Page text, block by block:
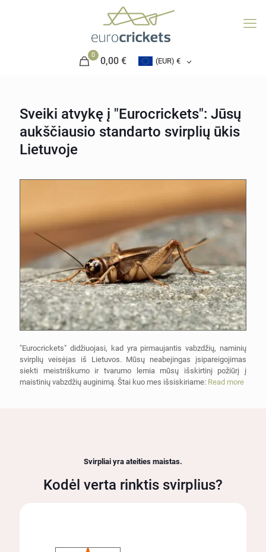
0
0,00 € (EUR) €
Sveiki atvykę į "Eurocrickets": Jūsų
aukščiausio standarto svirplių ūkis
Lietuvoje
"Eurocrickets" didžiuojasi, kad yra pirmaujantis vabzdžių, naminių
svirplių veisėjas iš Lietuvos. Mūsų neabejingas įsipareigojimas
siekti meistriškumo ir tvarumo lemia mūsų išskirtinį požiūrį į
maistinių vabzdžių auginimą. Štai kuo mes išsiskiriame: Read more
Svirpliai yra ateities maistas.
Kodėl verta rinktis svirplius?